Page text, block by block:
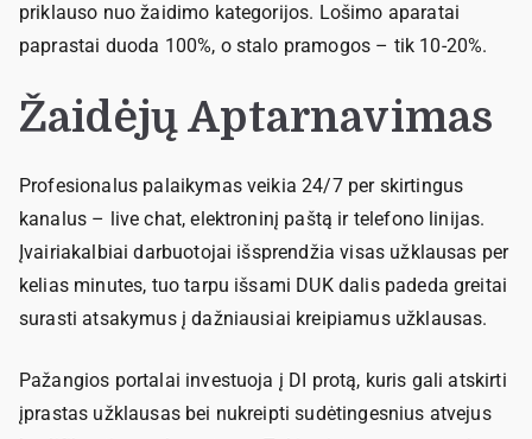
priklauso nuo žaidimo kategorijos. Lošimo aparatai
paprastai duoda 100%, o stalo pramogos – tik 10-20%.
Žaidėjų Aptarnavimas
Profesionalus palaikymas veikia 24/7 per skirtingus
kanalus – live chat, elektroninį paštą ir telefono linijas.
Įvairiakalbiai darbuotojai išsprendžia visas užklausas per
kelias minutes, tuo tarpu išsami DUK dalis padeda greitai
surasti atsakymus į dažniausiai kreipiamus užklausas.
Pažangios portalai investuoja į DI protą, kuris gali atskirti
įprastas užklausas bei nukreipti sudėtingesnius atvejus